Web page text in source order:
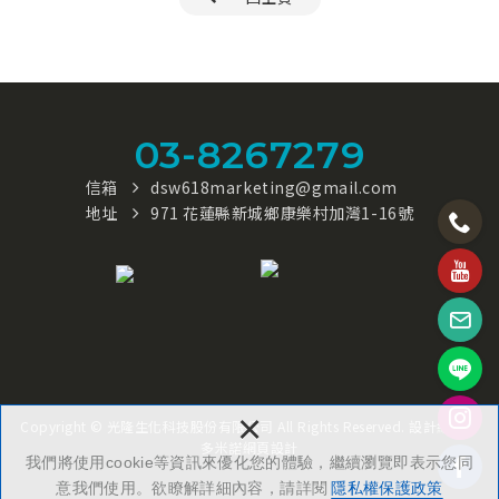
我們將使用cookie等資訊來優化您的體驗，繼續瀏覽即表示您同
意我們使用。欲瞭解詳細內容，請詳閱 隱私權保護政策
×
TOP
03-8267279
信箱
dsw618marketing@gmail.com
地址
971 花蓮縣新城鄉康樂村加灣1-16號
Copyright © 光隆生化科技股份有限公司 All Rights Reserved.
設計維護：